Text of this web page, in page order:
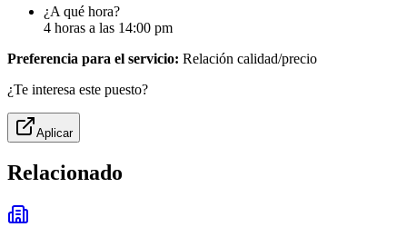
¿A qué hora?
4 horas a las 14:00 pm
Preferencia para el servicio: Relación calidad/precio
¿Te interesa este puesto?
Aplicar
Relacionado